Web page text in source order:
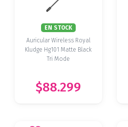
EN STOCK
Auricular Wireless Royal
Kludge Hg101 Matte Black
Tri Mode
$88.299